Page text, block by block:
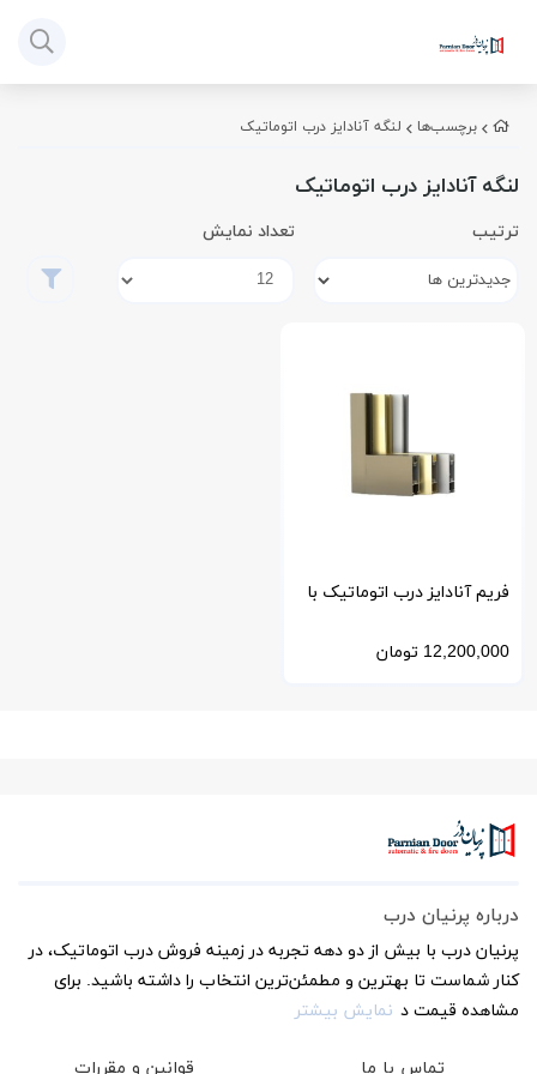
برچسب‌ها لنگه آنادایز درب اتوماتیک
لنگه آنادایز درب اتوماتیک
ترتیب تعداد نمایش
فریم آنادایز درب اتوماتیک با
کیفیت بالا و طراحی مدرن
12,200,000 تومان
درباره پرنیان درب
پرنیان درب با بیش از دو دهه تجربه در زمینه فروش درب اتوماتیک، در
کنار شماست تا بهترین و مطمئن‌ترین انتخاب را داشته باشید. برای
مشاهده قیمت د نمایش بیشتر
تماس با ما قوانین و مقررات